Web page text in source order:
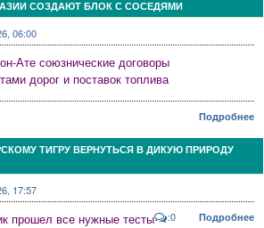
СОЗДАЮТ БЛОК С СОСЕДЯМИ
06:00
Ате союзнические договоры
дорог и поставок топлива
Подробнее
ТИГРУ ВЕРНУТЬСЯ В ДИКУЮ ПРИРОДУ
17:57
прошел все нужные тесты :0 Подробнее